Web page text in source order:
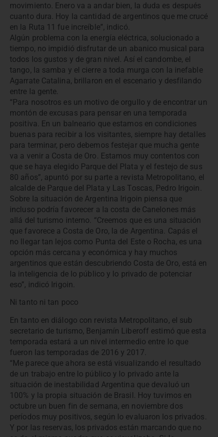
movimiento. Enero va a andar bien, la duda es después
cuanto dura. Hoy la cantidad de argentinos que me crucé
en la Ruta 11 fue increíble”, indicó.
Algún problema con la energía eléctrica, solucionado a
tiempo, no impidió disfrutar de un abanico musical para
todos los gustos y de gran nivel. Así el candombe, el
tango, la samba y el cierre a toda murga con la inefable
Agarrate Catalina, brillaron en el escenario y desfilando
entre la gente.
“Para nosotros es un motivo de orgullo y de encontrar un
montón de excusas para pensar en una temporada
positiva. En un balneario que estamos en condiciones
buenas para recibir a los visitantes, siempre hay detalles
para terminar, pero debemos festejar que mucha gente
va a venir a Costa de Oro. Estamos muy contentos con
que se haya elegido Parque del Plata y el festejo de sus
80 años”, apuntó por su parte a revista Metropolitano, el
alcalde de Parque del Plata y Las Toscas, Pedro Irigoin.
Sobre la situación de Argentina Irigoin piensa que
incluso podría favorecer a la costa de Canelones más
allá del turismo interno. “Creemos que es una situación
que favorece a Costa de Oro, la de Argentina. Capás el
no llegar tan lejos como Punta del Este o Rocha, es una
opción más cercana y económica y hay muchos
argentinos que están descubriendo Costa de Oro, está en
la inteligencia de lo público y lo privado de potenciar
eso”, indicó Irigoin.
Ni tanto ni tan poco
En tanto en diálogo con revista Metropolitano, el sub
secretario de turismo, Benjamín Liberoff estimó que esta
temporada estará a un nivel intermedio entre lo que
fueron las temporadas de 2016 y 2017.
“Me parece que ahora se está visualizando el resultado
de un trabajo entre lo público y lo privado ante la
situación de inestabilidad Argentina que devaluó un
100% y la propia situación de Brasil. Hoy tuvimos en
octubre un buen fin de semana, en noviembre dos
períodos muy positivos, según lo evaluaron los privados.
Y por las reservas, los privados están marcando que no